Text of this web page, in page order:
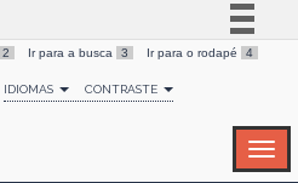
Simplifique!
Comunica BR
2 Ir para a busca 3 Ir para o rodapé 4
IDIOMAS CONTRASTE